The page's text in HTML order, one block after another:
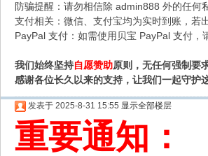
防骗提醒：请勿相信除 admin888 外的任何
支付相关：微信、支付宝均为实时到账，若
PayPal 支付：如需使用贝宝 PayPal 支付，
我们始终坚持自愿赞助原则，无任何强制要
感谢各位长久以来的支持，让我们一起守护
发表于 2025-8-31 15:55 显示全部楼层
重要通知：